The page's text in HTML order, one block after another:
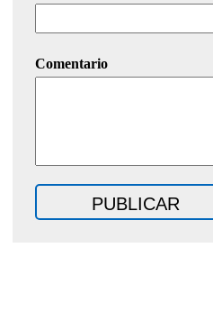
Comentario